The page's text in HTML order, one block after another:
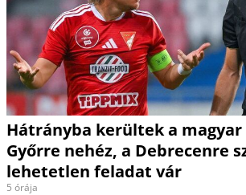
Hátrányba kerültek a magyar
Győrre nehéz, a Debrecenre
lehetetlen feladat vár
5 órája